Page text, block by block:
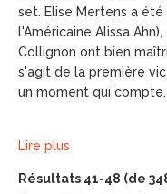
set. Elise Mertens a
l'Américaine Alissa
Collignon ont bien
s'agit de la première
un moment qui compte.
Lire plus
Résultats 41-48 (de